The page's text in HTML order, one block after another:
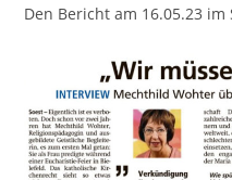
Den Bericht am 16.05.23 im